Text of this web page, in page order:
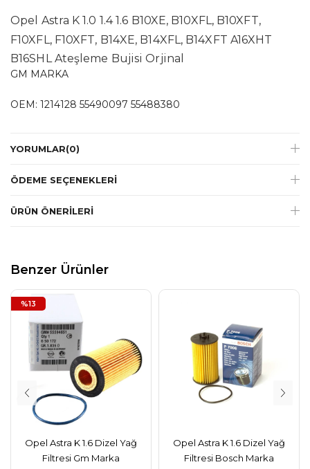
Opel Astra K 1.0 1.4 1.6 B10XE, B10XFL, B10XFT,
F10XFL, F10XFT, B14XE, B14XFL, B14XFT A16XHT
B16SHL Ateşleme Bujisi Orjinal
GM MARKA
OEM: 1214128 55490097 55488380
YORUMLAR(0)
ÖDEME SEÇENEKLERI
ÜRÜN ÖNERILERI
Benzer Ürünler
Opel Astra K 1.6 Dizel Yağ
Filtresi Gm Marka
%13
Opel Astra K 1.6 Dizel Yağ
Filtresi Bosch Marka